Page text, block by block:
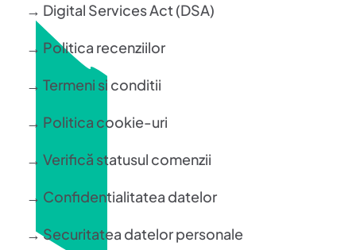
→ Digital Services Act (DSA)
→ Politica recenziilor
→ Termeni si conditii
→ Politica cookie-uri
→ Verifică statusul comenzii
→ Confidentialitatea datelor
→ Securitatea datelor personale